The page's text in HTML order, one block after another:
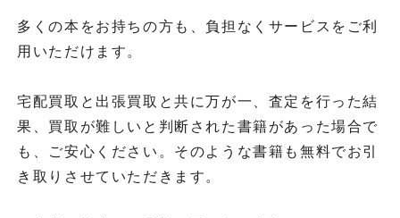
多くの本をお持ちの方も、負担なくサービスをご利
用いただけます。
宅配買取と出張買取と共に万が一、査定を行った結
果、買取が難しいと判断された書籍があった場合で
も、ご安心ください。そのような書籍も無料でお引
き取りさせていただきます。